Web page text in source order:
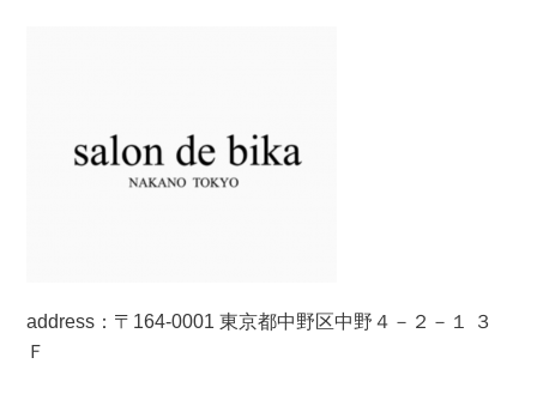
address：〒164-0001東京都中野区中野４－２－１ ３
Ｆ